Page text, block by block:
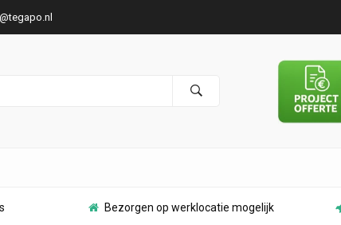
Bezorgen op werklocatie mogelijk